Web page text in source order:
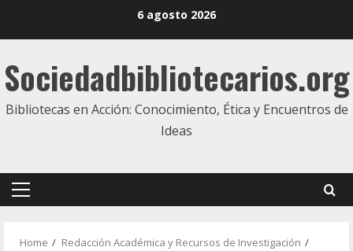
6 agosto 2026
Sociedadbibliotecarios.org
Bibliotecas en Acción: Conocimiento, Ética y Encuentros de
Ideas
Primary
Home
Redacción Académica y Recursos de Investigación